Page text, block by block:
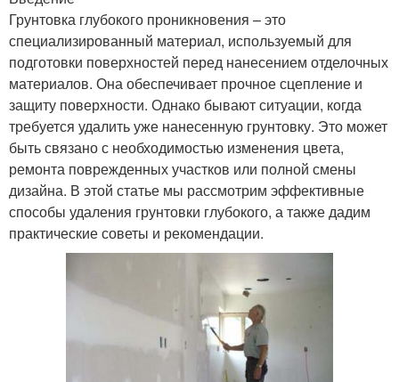
Грунтовка глубокого проникновения – это
специализированный материал, используемый для
подготовки поверхностей перед нанесением отделочных
материалов. Она обеспечивает прочное сцепление и
защиту поверхности. Однако бывают ситуации, когда
требуется удалить уже нанесенную грунтовку. Это может
быть связано с необходимостью изменения цвета,
ремонта поврежденных участков или полной смены
дизайна. В этой статье мы рассмотрим эффективные
способы удаления грунтовки глубокого, а также дадим
практические советы и рекомендации.